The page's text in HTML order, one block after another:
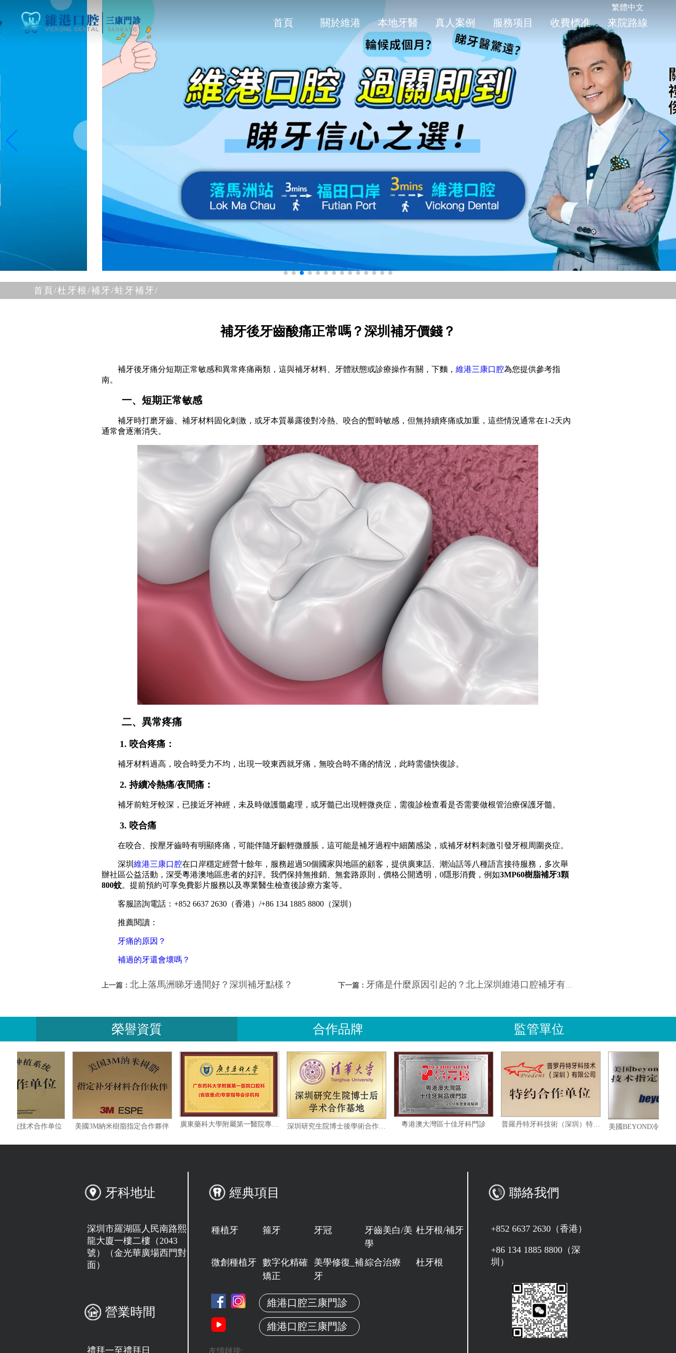
繁體中文
首頁 關於維港 本地牙醫 真人案例 服務项目 收費標准 來院路線
首頁/杜牙根/補牙/蛀牙補牙/
補牙後牙齒酸痛正常嗎？深圳補牙價錢？
補牙後牙痛分短期正常敏感和異常疼痛兩類，這與補牙材料、牙體狀態或診療操作有關，下麵， 維港三康口腔為您提供參考指
南。
一、短期正常敏感
補牙時打磨牙齒、補牙材料固化刺激，或牙本質暴露後對冷熱、咬合的暫時敏感，但無持續疼痛或加重，這些情況通常在1-2天內
通常會逐漸消失。
二、異常疼痛
1. 咬合疼痛：
補牙材料過高，咬合時受力不均，出現一咬東西就牙痛，無咬合時不痛的情況，此時需儘快復診。
2. 持續冷熱痛/夜間痛：
補牙前蛀牙較深，已接近牙神經，未及時做護髓處理，或牙髓已出現輕微炎症，需復診檢查看是否需要做根管治療保護牙髓。
3. 咬合痛
在咬合、按壓牙齒時有明顯疼痛，可能伴隨牙齦輕微腫脹，這可能是補牙過程中細菌感染，或補牙材料刺激引發牙根周圍炎症。
深圳 維港三康口腔在口岸穩定經營十餘年，服務超過50個國家與地區的顧客，提供廣東話、潮汕話等八種語言接待服務，多次舉
辦社區公益活動，深受粵港澳地區患者的好評。我們保持無推銷、無套路原則，價格公開透明，0隱形消費，例如3MP60樹脂補牙3顆
800蚊。提前預約可享免費影片服務以及專業醫生檢查後診療方案等。
客服諮詢電話：+852 6637 2630（香港）/+86 134 1885 8800（深圳）
推薦閱讀：
牙痛的原因？
補過的牙還會壞嗎？
上一篇： 北上落馬洲睇牙邊間好？深圳補牙點樣？ 下一篇： 牙痛是什麼原因引起的？北上深圳維港口腔補牙有優惠嗎？
榮譽資質 合作品牌 監管單位
士ITI种植系统技术合作单位 美國3M納米樹脂指定合作夥伴 廣東藥科大學附屬第一醫院專家指導會診機构 深圳研究生院博士後學術合作基地 粵港澳大灣區十佳牙科門診 普羅丹特牙科技術（深圳）特約合作單位
牙科地址
深圳市羅湖區人民南路熙
龍大廈一樓二樓（2043
號）（金光華廣場西門對
面）
營業時間
禮拜一至禮拜日
經典項目
種植牙 箍牙 牙冠
牙齒美白/美
學
杜牙根/補牙
微創種植牙 數字化精確
矯正
美學修復_補
牙
綜合治療 杜牙根
維港口腔三康門診
維港口腔三康門診
友情鏈接:
聯絡我們
+852 6637 2630（香港）
+86 134 1885 8800（深
圳）